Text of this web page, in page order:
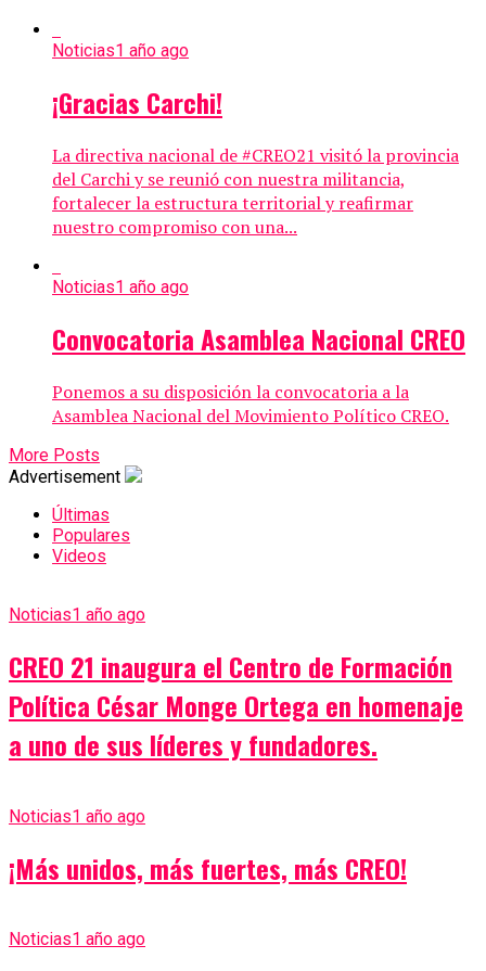
Noticias1 año ago
¡Gracias Carchi!
La directiva nacional de #CREO21 visitó la provincia
del Carchi y se reunió con nuestra militancia,
fortalecer la estructura territorial y reafirmar
nuestro compromiso con una...
Noticias1 año ago
Convocatoria Asamblea Nacional CREO
Ponemos a su disposición la convocatoria a la
Asamblea Nacional del Movimiento Político CREO.
More Posts
Advertisement
Últimas
Populares
Videos
Noticias1 año ago
CREO 21 inaugura el Centro de Formación
Política César Monge Ortega en homenaje
a uno de sus líderes y fundadores.
Noticias1 año ago
¡Más unidos, más fuertes, más CREO!
Noticias1 año ago